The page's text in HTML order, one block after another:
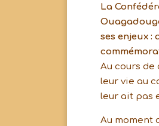
La
ses enjeux
Au cours de
leur vie au
leur ait pas
Au moment